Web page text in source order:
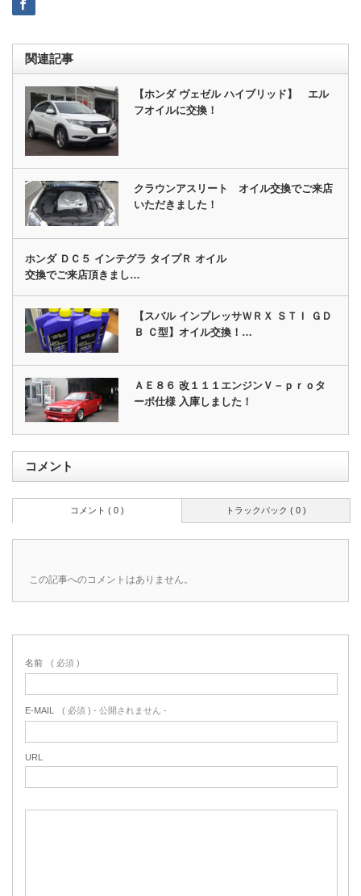
関連記事
【ホンダ ヴェゼル ハイブリッド】 エル
フオイルに交換！
クラウンアスリート オイル交換でご来店
いただきました！
ホンダ ＤＣ５ インテグラ タイプＲ オイル
交換でご来店頂きまし…
【スバル インプレッサＷＲＸ ＳＴＩ ＧＤ
Ｂ Ｃ型】オイル交換！…
ＡＥ８６ 改１１１エンジンＶ－ｐｒｏタ
ーボ仕様 入庫しました！
コメント
トラックバック ( 0 )
コメント ( 0 )
この記事へのコメントはありません。
名前 ( 必須 )
E-MAIL ( 必須 ) - 公開されません -
URL